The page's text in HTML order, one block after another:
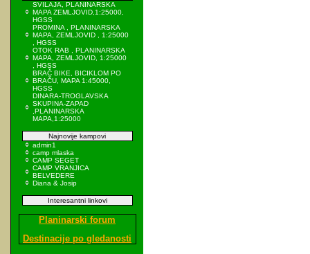
SVILAJA, PLANINARSKA
MAPA ZEMLJOVID,1:25000,
HGSS
PROMINA , PLANINARSKA
MAPA, ZEMLJOVID , 1:25000
, HGSS
OTOK RAB , PLANINARSKA
MAPA, ZEMLJOVID, 1:25000
, HGSS
BRAČ BIKE, BICIKLOM PO
BRAČU, MAPA 1:45000,
HGSS
DINARA-TROGLAVSKA
SKUPINA-ZAPAD
,PLANINARSKA
MAPA,1:25000
Najnovije kampovi
admin1
camp mlaska
CAMP SEGET
CAMP VRANJICA
BELVEDERE
Diana & Josip
Interesantni linkovi
Planinarski forum
Destinacije po gledanosti